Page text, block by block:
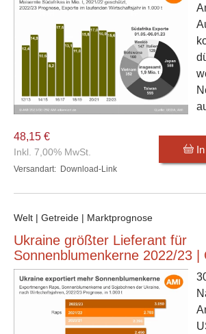
48,15 €
Inkl. 7,00% MwSt.
Versandart: Download-Link
Welt | Getreide | Marktprognose
Ukraine größter Lieferant für
Sonnenblumenkerne 2022/23 |